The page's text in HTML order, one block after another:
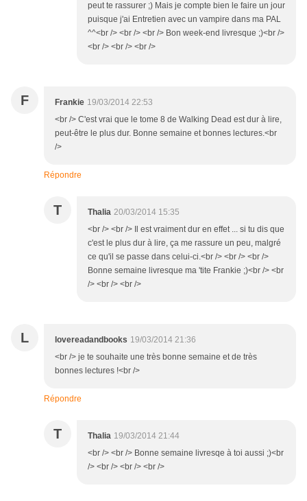
peut te rassurer ;) Mais je compte bien le faire un jour
puisque j'ai Entretien avec un vampire dans ma PAL
^^<br /> <br /> <br /> Bon week-end livresque ;)<br />
<br /> <br /> <br />
F Frankie 19/03/2014 22:53
<br /> C'est vrai que le tome 8 de Walking Dead est dur à lire,
peut-être le plus dur. Bonne semaine et bonnes lectures.<br
/>
Répondre
T Thalia 20/03/2014 15:35
<br /> <br /> Il est vraiment dur en effet ... si tu dis que
c'est le plus dur à lire, ça me rassure un peu, malgré
ce qu'il se passe dans celui-ci.<br /> <br /> <br />
Bonne semaine livresque ma 'tite Frankie ;)<br /> <br
/> <br /> <br />
L lovereadandbooks 19/03/2014 21:36
<br /> je te souhaite une très bonne semaine et de très
bonnes lectures !<br />
Répondre
T Thalia 19/03/2014 21:44
<br /> <br /> Bonne semaine livresqe à toi aussi ;)<br
/> <br /> <br /> <br />